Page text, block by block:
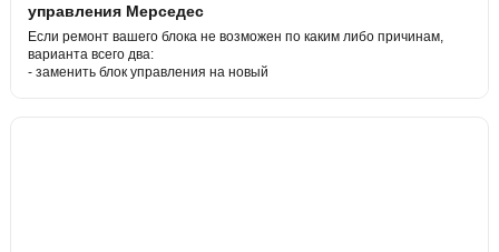
управления Мерседес
Если ремонт вашего блока не возможен по каким либо причинам,
варианта всего два:
- заменить блок управления на новый